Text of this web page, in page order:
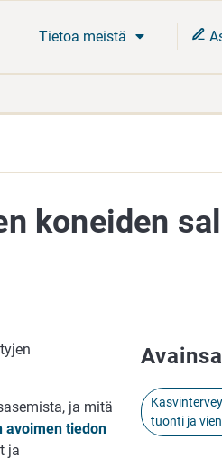
Tietoa meistä
koneiden
ja mitä
avoimen tiedon
ja
tuonti ja